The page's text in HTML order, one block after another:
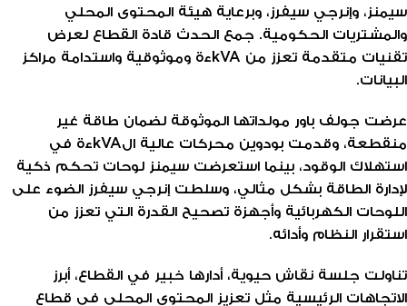
سيمنز، وإنرجي سيفرز، وبرعاية هيئة المحتوى المحلي
والمشتريات الحكومية. جمع الحدث قادة القطاع لعرض
تقنيات متقدمة تعزز من kVAءة وموثوقية واستدامة مراكز
البيانات.
عرضت جولف باور مولداتها الموثوقة لضمان طاقة غير
منقطعة، وقدمت بودوين محركات عالية الkVAءة في
استهلاك الوقود، بينما استعرضت سيمنز لوحات تحكم ذكية
لإدارة الطاقة بشكل مثالي، وسلطت إنرجي سيفرز الضوء على
اللوحات الكهربائية وأجهزة تصحيح القدرة التي تعزز من
استقرار النظام وأدائه.
تناولت جلسة نقاش حيوية، أدارها خبير في القطاع، أبرز
الاتجاهات الرئيسية مثل تعزيز المحتوى المحلي في قطاع